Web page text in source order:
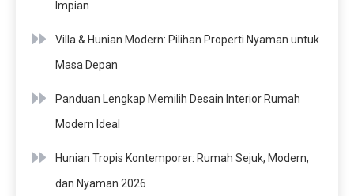
Impian
Villa & Hunian Modern: Pilihan Properti Nyaman untuk
Masa Depan
Panduan Lengkap Memilih Desain Interior Rumah
Modern Ideal
Hunian Tropis Kontemporer: Rumah Sejuk, Modern,
dan Nyaman 2026